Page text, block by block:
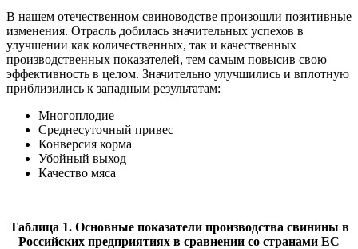
В нашем отечественном свиноводстве произошли позитивные
изменения. Отрасль добилась значительных успехов в
улучшении как количественных, так и качественных
производственных показателей, тем самым повысив свою
эффективность в целом. Значительно улучшились и вплотную
приблизились к западным результатам:
Многоплодие
Среднесуточный привес
Конверсия корма
Убойный выход
Качество мяса
Таблица 1. Основные показатели производства свинины в
Российских предприятиях в сравнении со странами ЕС